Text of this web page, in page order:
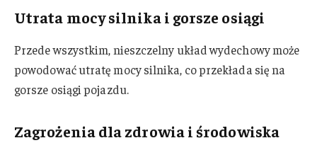
Utrata mocy silnika i gorsze osiągi
Przede wszystkim, nieszczelny układ wydechowy może
powodować utratę mocy silnika, co przekłada się na
gorsze osiągi pojazdu.
Zagrożenia dla zdrowia i środowiska